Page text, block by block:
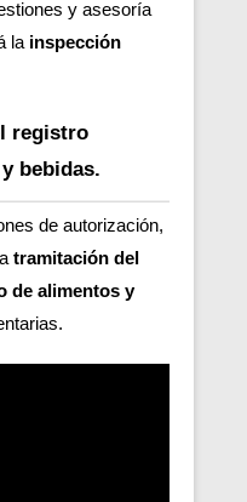
y asesoría
la inspección
registro
bebidas.
de autorización,
tramitación del
de alimentos y